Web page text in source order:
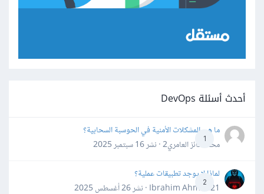
أحدث أسئلة DevOps
1
ما هي المشكلات الأمنية في الحوسبة السحابية؟
محمد فائز العامري2 · نشر
16 سبتمبر 2025
2
لماذا لا يوجد تطبيقات عملية؟
Ibrahim Ahmed21 · نشر
26 أغسطس 2025